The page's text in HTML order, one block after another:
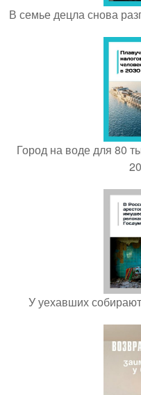
В семье децла снова
Город на воде для 80
У уехавших